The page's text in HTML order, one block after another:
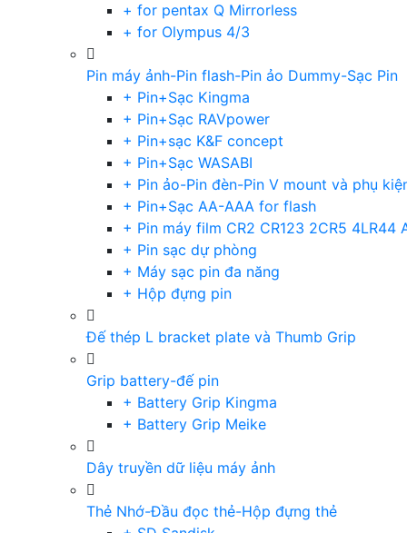
+ for pentax Q Mirrorless
+ for Olympus 4/3
Pin máy ảnh-Pin flash-Pin ảo Dummy-Sạc Pin
+ Pin+Sạc Kingma
+ Pin+Sạc RAVpower
+ Pin+sạc K&F concept
+ Pin+Sạc WASABI
+ Pin ảo-Pin đèn-Pin V mount và phụ
+ Pin+Sạc AA-AAA for flash
+ Pin máy film CR2 CR123 2CR5 4LR44
+ Pin sạc dự phòng
+ Máy sạc pin đa năng
+ Hộp đựng pin
Đế thép L bracket plate và Thumb Grip
Grip battery-đế pin
+ Battery Grip Kingma
+ Battery Grip Meike
Dây truyền dữ liệu máy ảnh
Thẻ Nhớ-Đầu đọc thẻ-Hộp đựng thẻ